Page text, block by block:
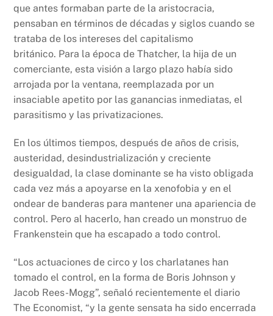
que antes formaban parte de la aristocracia,
pensaban en términos de décadas y siglos cuando se
trataba de los intereses del capitalismo
británico. Para la época de Thatcher, la hija de un
comerciante, esta visión a largo plazo había sido
arrojada por la ventana, reemplazada por un
insaciable apetito por las ganancias inmediatas, el
parasitismo y las privatizaciones.
En los últimos tiempos, después de años de crisis,
austeridad, desindustrialización y creciente
desigualdad, la clase dominante se ha visto obligada
cada vez más a apoyarse en la xenofobia y en el
ondear de banderas para mantener una apariencia de
control. Pero al hacerlo, han creado un monstruo de
Frankenstein que ha escapado a todo control.
“Los actuaciones de circo y los charlatanes han
tomado el control, en la forma de Boris Johnson y
Jacob Rees-Mogg”, señaló recientemente el diario
The Economist, “y la gente sensata ha sido encerrada